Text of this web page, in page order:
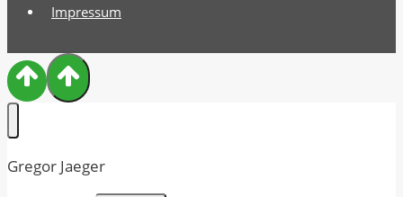
Impressum
Gregor Jaeger